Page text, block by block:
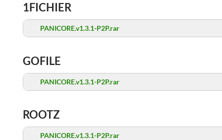
1FICHIER
PANICORE.v1.3.1-P2P.rar
GOFILE
PANICORE.v1.3.1-P2P.rar
ROOTZ
PANICORE.v1.3.1-P2P.rar